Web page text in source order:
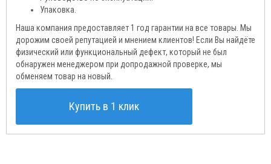
Упаковка.
Наша компания предоставляет 1 год гарантии на все товары. Мы
дорожим своей репутацией и мнением клиентов! Если Вы найдёте
физический или функциональный дефект, который не был
обнаружен менеджером при допродажной проверке, мы
обменяем товар на новый.
Купить в 1 клик